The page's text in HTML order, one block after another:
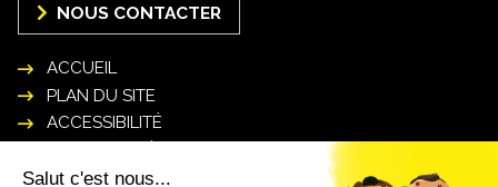
NOUS CONTACTER
ACCUEIL
PLAN DU SITE
ACCESSIBILITÉ
POLITIQUE DE GESTION DES DONNÉES